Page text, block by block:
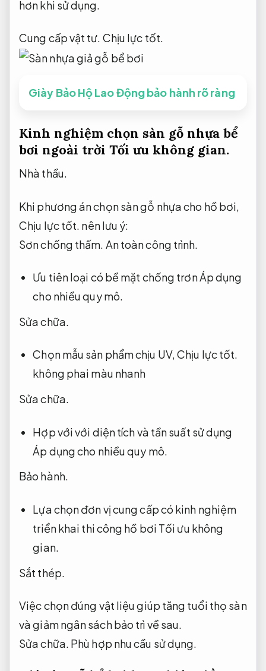
hơn khi sử dụng.
Cung cấp vật tư. Chịu lực tốt.
Giày Bảo Hộ Lao Động bảo hành rõ ràng
Kinh nghiệm chọn sàn gỗ nhựa bể
bơi ngoài trời Tối ưu không gian.
Nhà thầu.
Khi phương án chọn sàn gỗ nhựa cho hồ bơi,
Chịu lực tốt. nên lưu ý:
Sơn chống thấm. An toàn công trình.
Ưu tiên loại có bề mặt chống trơnÁp dụng
cho nhiều quy mô.
Sửa chữa.
Chọn mẫu sản phẩm chịu UV,Chịu lực tốt.
không phai màu nhanh
Sửa chữa.
Hợp với với diện tích và tần suất sử dụng
Áp dụng cho nhiều quy mô.
Bảo hành.
Lựa chọn đơn vị cung cấp có kinh nghiệm
triển khai thi công hồ bơi Tối ưu không
gian.
Sắt thép.
Việc chọn đúng vật liệu giúp tăng tuổi thọ sàn
và giảm ngân sách bảo trì về sau.
Sửa chữa. Phù hợp nhu cầu sử dụng.